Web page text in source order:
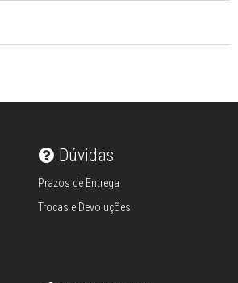
Dúvidas
Prazos de Entrega
Trocas e Devoluções